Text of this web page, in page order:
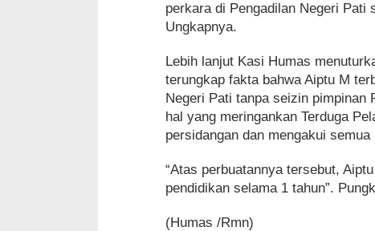
perkara di Pengadilan Negeri Pati
Ungkapnya.
Lebih lanjut Kasi Humas
terungkap fakta bahwa Aiptu M
Negeri Pati tanpa seizin pimpinan
hal yang meringankan Terduga
persidangan dan mengakui semua
“Atas perbuatannya tersebut,
pendidikan selama 1 tahun”.
(Humas /Rmn)